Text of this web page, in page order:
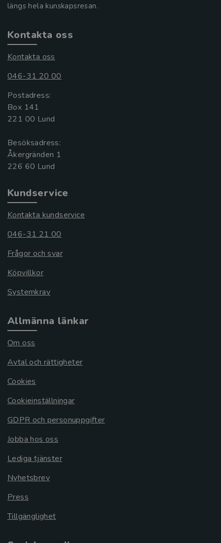
längs hela kunskapsresan.
Kontakta oss
Kontakta oss
046-31 20 00
Postadress:
Box 141
221 00 Lund
Besöksadress:
Åkergränden 1
Kundservice
Kontakta kundservice
046-31 21 00
Frågor och svar
Köpvillkor
Systemkrav
Allmänna länkar
Om oss
Avtal och rättigheter
Cookies
Cookieinställningar
GDPR och personuppgifter
Jobba hos oss
Lediga tjänster
Nyhetsbrev
Press
Tillgänglighet